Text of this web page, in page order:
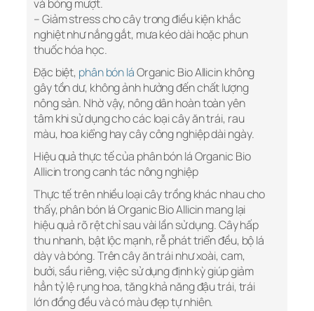
và bóng mượt.
– Giảm stress cho cây trong điều kiện khắc
nghiệt như nắng gắt, mưa kéo dài hoặc phun
thuốc hóa học.
Đặc biệt, phân bón láOrganic Bio Allicin không
gây tồn dư, không ảnh hưởng đến chất lượng
nông sản. Nhờ vậy, nông dân hoàn toàn yên
tâm khi sử dụng cho các loại cây ăn trái, rau
màu, hoa kiểng hay cây công nghiệp dài ngày.
Hiệu quả thực tế của phân bón lá Organic Bio
Allicin trong canh tác nông nghiệp
Thực tế trên nhiều loại cây trồng khác nhau cho
thấy, phân bón lá Organic Bio Allicin mang lại
hiệu quả rõ rệt chỉ sau vài lần sử dụng. Cây hấp
thu nhanh, bật lộc mạnh, rễ phát triển đều, bộ lá
dày và bóng. Trên cây ăn trái như xoài, cam,
bưởi, sầu riêng, việc sử dụng định kỳ giúp giảm
hẳn tỷ lệ rụng hoa, tăng khả năng đậu trái, trái
lớn đồng đều và có màu đẹp tự nhiên.